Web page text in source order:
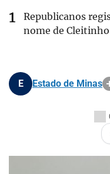
Republicanos
nome de Cleitinho
E Estado de Minas